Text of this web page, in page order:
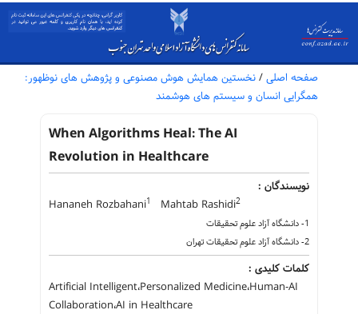
صفحه اصلی / نخستین همایش هوش مصنوعی و پژوهش های نوظهور:
همگرایی انسان و سیستم های هوشمند
When Algorithms Heal: The AI
Revolution in Healthcare
نویسندگان :
Hananeh Rozbahani1 Mahtab Rashidi2
1- دانشگاه آزاد علوم تحقیقات
2- دانشگاه آزاد علوم تحقیقات تهران
کلمات کلیدی :
Artificial Intelligent،Personalized Medicine،Human-AI
Collaboration،AI in Healthcare